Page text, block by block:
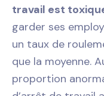
travail est
garder ses
un taux de
que la moyenne.
proportion